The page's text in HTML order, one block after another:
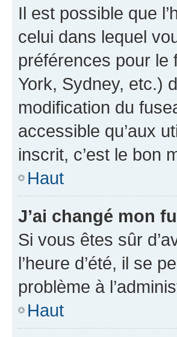
Il est possible que
celui dans lequel
préférences pour le
York, Sydney, etc.)
modification du
accessible qu’aux
inscrit, c’est le bon
Haut
J’ai changé mon
Si vous êtes sûr
l’heure d’été, il se
problème à
Haut